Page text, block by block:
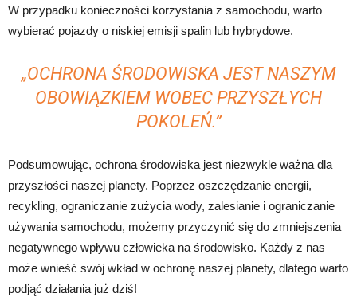
W przypadku konieczności korzystania z samochodu, warto
wybierać pojazdy o niskiej emisji spalin lub hybrydowe.
„OCHRONA ŚRODOWISKA JEST NASZYM
OBOWIĄZKIEM WOBEC PRZYSZŁYCH
POKOLEŃ.”
Podsumowując, ochrona środowiska jest niezwykle ważna dla
przyszłości naszej planety. Poprzez oszczędzanie energii,
recykling, ograniczanie zużycia wody, zalesianie i ograniczanie
używania samochodu, możemy przyczynić się do zmniejszenia
negatywnego wpływu człowieka na środowisko. Każdy z nas
może wnieść swój wkład w ochronę naszej planety, dlatego warto
podjąć działania już dziś!